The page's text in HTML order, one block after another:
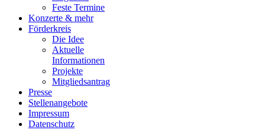
Feste Termine
Konzerte & mehr
Förderkreis
Die Idee
Aktuelle
Informationen
Projekte
Mitgliedsantrag
Presse
Stellenangebote
Impressum
Datenschutz